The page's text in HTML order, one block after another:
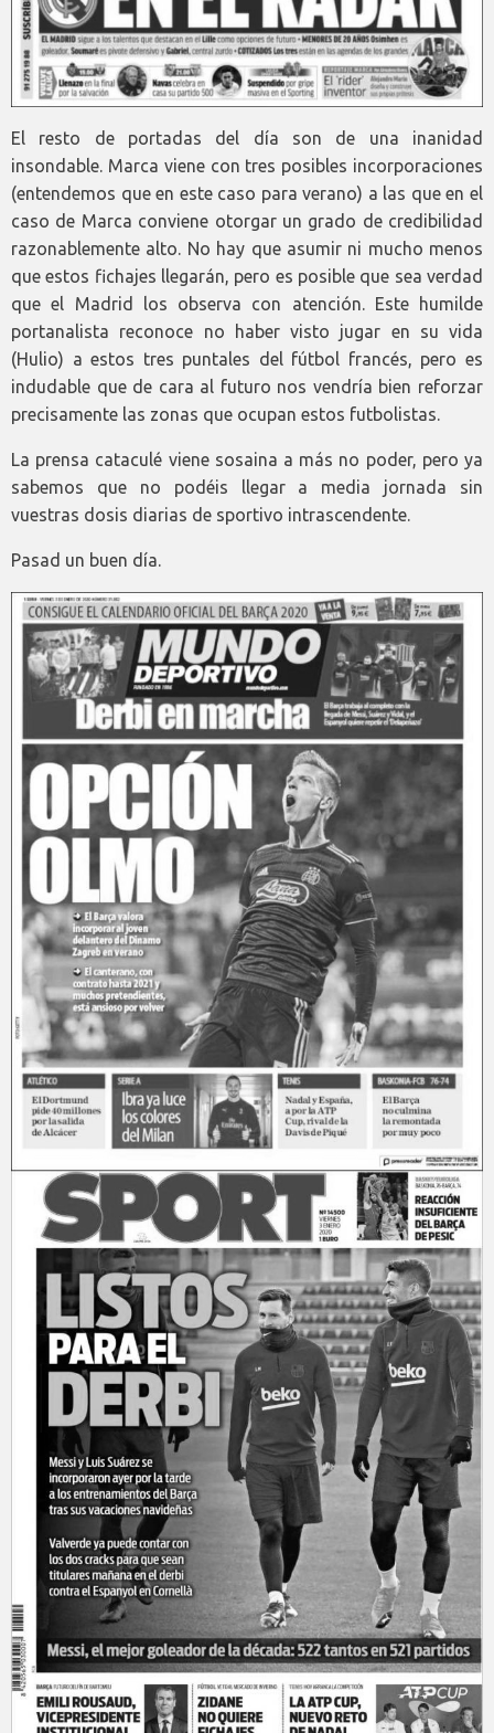
El resto de portadas del día son de una inanidad
insondable. Marca viene con tres posibles incorporaciones
(entendemos que en este caso para verano) a las que en el
caso de Marca conviene otorgar un grado de credibilidad
razonablemente alto. No hay que asumir ni mucho menos
que estos fichajes llegarán, pero es posible que sea verdad
que el Madrid los observa con atención. Este humilde
portanalista reconoce no haber visto jugar en su vida
(Hulio) a estos tres puntales del fútbol francés, pero es
indudable que de cara al futuro nos vendría bien reforzar
precisamente las zonas que ocupan estos futbolistas.
La prensa cataculé viene sosaina a más no poder, pero ya
sabemos que no podéis llegar a media jornada sin
vuestras dosis diarias de sportivo intrascendente.
Pasad un buen día.